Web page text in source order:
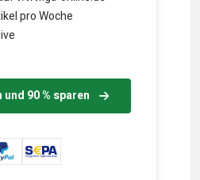
pro Woche
90 % sparen